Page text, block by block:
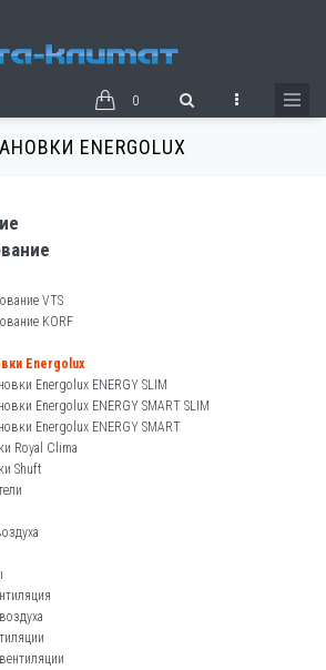
0
ENERGOLUX
VTS
KORF
Energolux
Energolux ENERGY SLIM
Energolux ENERGY SMART SLIM
Energolux ENERGY SMART
Royal Clima
Shuft